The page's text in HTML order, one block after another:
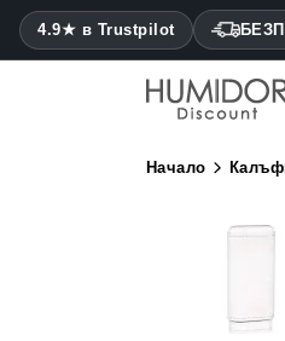
4.9★ в Trustpilot
Начало